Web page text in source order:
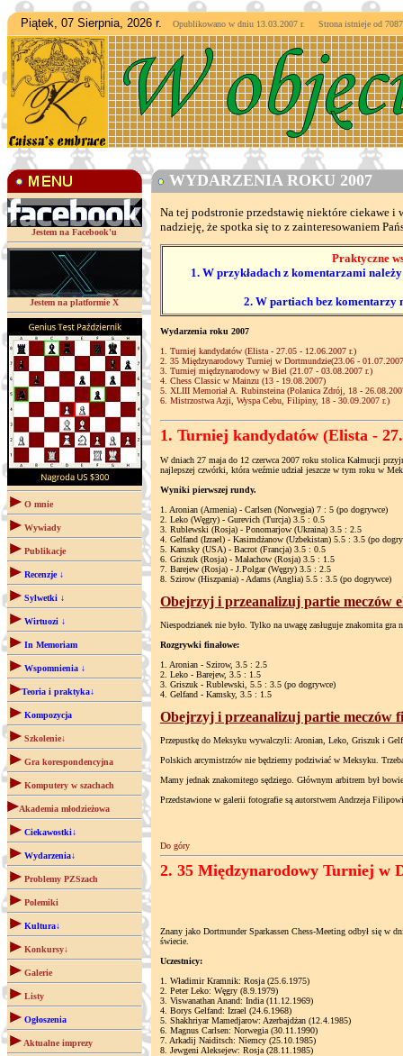
Piątek, 07 Sierpnia, 2026 r. Opublikowano w dniu 13.03.2007 r. Strona istnieje od
Jestem na Facebook'u
Jestem na platformie X
O mnie
Wywiady
Publikacje
Recenzje ↓
Sylwetki ↓
Wirtuozi ↓
In Memoriam
Wspomnienia ↓
Teoria i praktyka↓
Kompozycja
Szkolenie↓
Gra korespondencyjna
Komputery w szachach
Akademia młodzieżowa
Ciekawostki↓
Wydarzenia↓
Problemy PZSzach
Polemiki
Kultura↓
Konkursy↓
Galerie
Listy
Ogłoszenia
Aktualne imprezy
WYDARZENIA ROKU 2007
Na tej podstronie przedstawię niektóre ciekawe i
nadzieję, że spotka się to z zainteresowaniem
Praktyczne
1. W przykładach z komentarzami
2. W partiach bez komentarzy
Wydarzenia roku 2007
1. Turniej kandydatów (Elista - 27.05 - 12.06.2007 r.)
2. 35 Międzynarodowy Turniej w Dortmundzie(23.06 -
3. Turniej międzynarodowy w Biel (21.07 - 03.08.2007 r.)
4. Chess Classic w Mainzu (13 - 19.08.2007)
5. XLIII Memoriał A. Rubinsteina (Polanica Zdrój, 18 -
6. Mistrzostwa Azji, Wyspa Cebu, Filipiny, 18 - 30.09.2007 r.)
1. Turniej kandydatów (Elista -
W dniach 27 maja do 12 czerwca 2007 roku stolica Kałmucji
najlepszej czwórki, która weźmie udział jeszcze w tym roku w
Wyniki pierwszej rundy.
1. Aronian (Armenia) - Carlsen (Norwegia) 7 : 5 (po dogrywce)
2. Leko (Węgry) - Gurevich (Turcja) 3.5 : 0.5
3. Rublewski (Rosja) - Ponomarjow (Ukraina) 3.5 : 2.5
4. Gelfand (Izrael) - Kasimdżanow (Uzbekistan) 5.5 : 3.5 (po
5. Kamsky (USA) - Bacrot (Francja) 3.5 : 0.5
6. Griszuk (Rosja) - Małachow (Rosja) 3.5 : 1.5
7. Barejew (Rosja) - J.Polgar (Węgry) 3.5 : 2.5
8. Szirow (Hiszpania) - Adams (Anglia) 5.5 : 3.5 (po dogrywce)
Obejrzyj i przeanalizuj partie meczów
Niespodzianek nie było. Tylko na uwagę zasługuje znakomita
Rozgrywki finałowe:
1. Aronian - Szirow, 3.5 : 2.5
2. Leko - Barejew, 3.5 : 1.5
3. Griszuk - Rublewski, 5.5 : 3.5 (po dogrywce)
4. Gelfand - Kamsky, 3.5 : 1.5
Obejrzyj i przeanalizuj partie meczów
Przepustkę do Meksyku wywalczyli: Aronian, Leko, Griszuk i
Polskich arcymistrzów nie będziemy podziwiać w Meksyku.
Mamy jednak znakomitego sędziego. Głównym arbitrem był
Przedstawione w galerii fotografie są autorstwem Andrzeja
Do góry
2. 35 Międzynarodowy Turniej w
Znany jako Dortmunder Sparkassen Chess-Meeting odbył się w
świecie.
Uczestnicy:
1. Władimir Kramnik: Rosja (25.6.1975)
2. Peter Leko: Węgry (8.9.1979)
3. Viswanathan Anand: India (11.12.1969)
4. Borys Gelfand: Izrael (24.6.1968)
5. Shakhriyar Mamedjarow: Azerbajdżan (12.4.1985)
6. Magnus Carlsen: Norwegia (30.11.1990)
7. Arkadij Naiditsch: Niemcy (25.10.1985)
8. Jewgeni Aleksejew: Rosja (28.11.1985)